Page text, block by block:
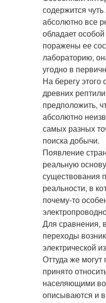
содержится
абсолютно все
обладает
поражены ее
лабораторию,
угодно в
На берегу
древних
предположить,
абсолютно
самых разных
поиска добычи.
Появление
реальную
существования
реальности, в
почему-то
Для сравнения,
переходы
электрической
Оттуда же
принято
населяющими
описываются и